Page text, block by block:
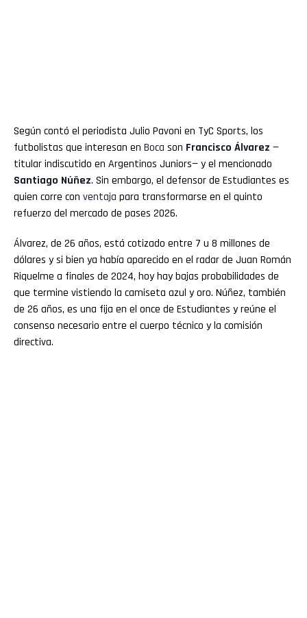
Según contó el periodista Julio Pavoni en TyC Sports, los
futbolistas que interesan en Boca son Francisco Álvarez —
titular indiscutido en Argentinos Juniors— y el mencionado
Santiago Núñez. Sin embargo, el defensor de Estudiantes es
quien corre con ventaja para transformarse en el quinto
refuerzo del mercado de pases 2026.
Álvarez, de 26 años, está cotizado entre 7 u 8 millones de
dólares y si bien ya había aparecido en el radar de Juan Román
Riquelme a finales de 2024, hoy hay bajas probabilidades de
que termine vistiendo la camiseta azul y oro. Núñez, también
de 26 años, es una fija en el once de Estudiantes y reúne el
consenso necesario entre el cuerpo técnico y la comisión
directiva.